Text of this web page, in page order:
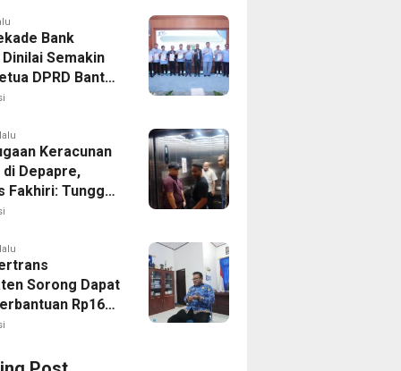
Bank
Semakin
DPRD Banten
Perkuat
Keracunan
Depapre,
Fakhiri: Tunggu
Polda
Sorong Dapat
Rp16